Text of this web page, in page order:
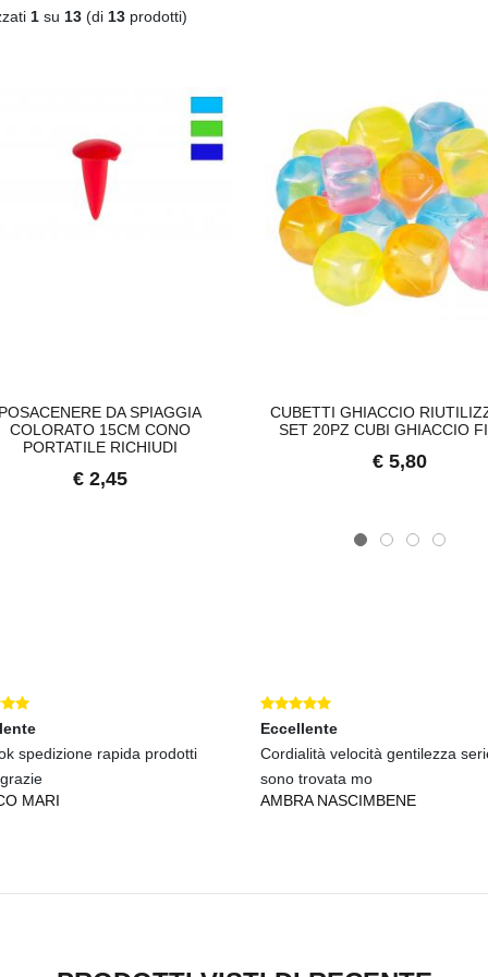
1 su 13 (di 13 prodotti)
GHIACCIO RIUTILIZZABILI
SET 20PZ CUBI GHIACCIO FINTO
PISCINA FAMILY
GONFIABILE 2 ANELLI
velocità gentilezza serietà mi
trovata mo
NASCIMBENE
Eccellente
ottimo, tutto ok anche in caso
comunicazione ott
BIAGIO ROBUSTO